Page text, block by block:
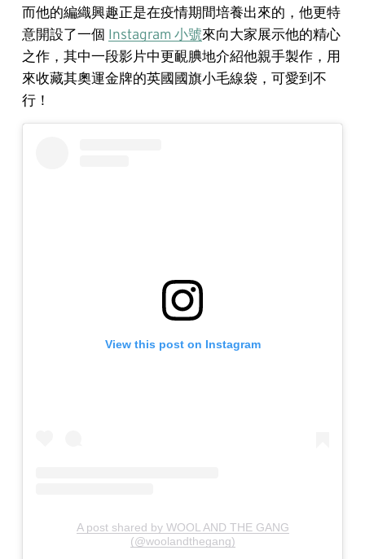
而他的編織興趣正是在疫情期間培養出來的，他更特
意開設了一個 Instagram 小號來向大家展示他的精心
之作，其中一段影片中更靦腆地介紹他親手製作，用
來收藏其奧運金牌的英國國旗小毛線袋，可愛到不
行！
View this post on Instagram
A post shared by WOOL AND THE GANG
(@woolandthegang)